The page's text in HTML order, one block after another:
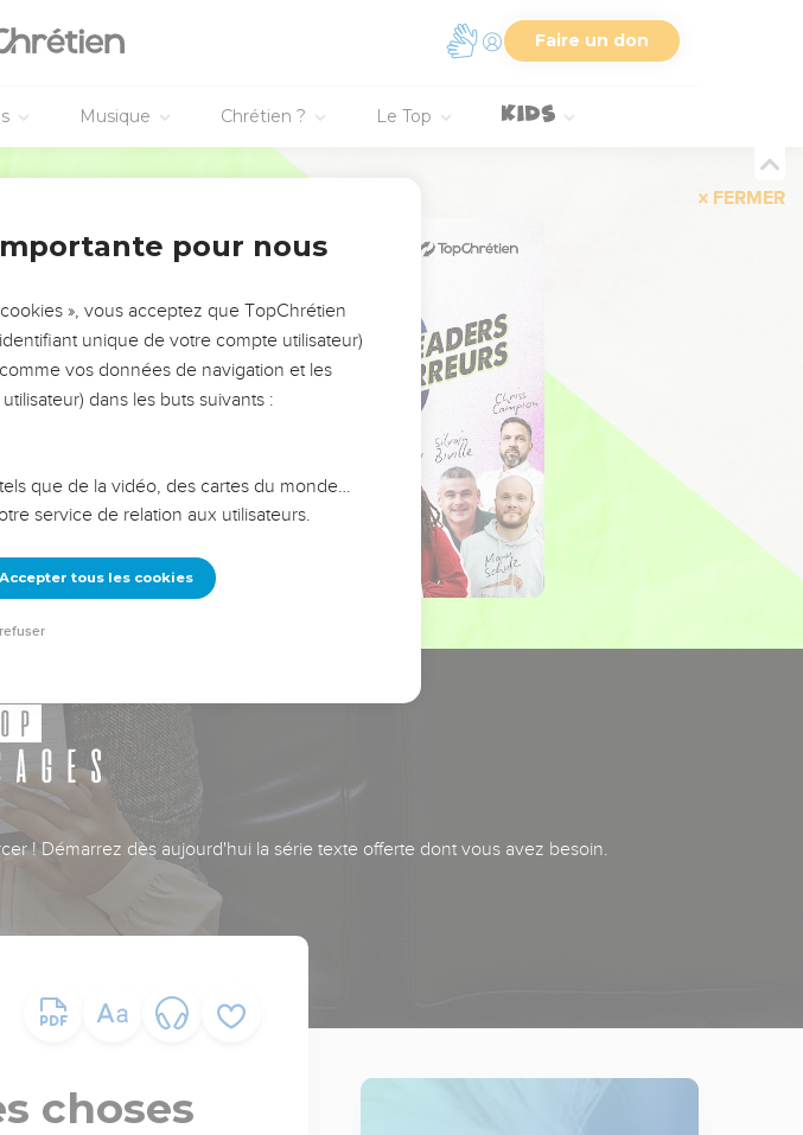
Faire un don
Musique Chrétien ? Le Top
FERMER
!
Mais on voit
que ce sont
leurs erreurs
ou une famille,
! Démarrez dès aujourd'hui la série texte offerte dont vous avez besoin.
choses
pour nous
», vous acceptez que TopChrétien
unique de votre compte utilisateur)
vos données de navigation et les
dans les buts suivants :
que de la vidéo, des cartes du monde…
service de relation aux utilisateurs.
Accepter tous les cookies